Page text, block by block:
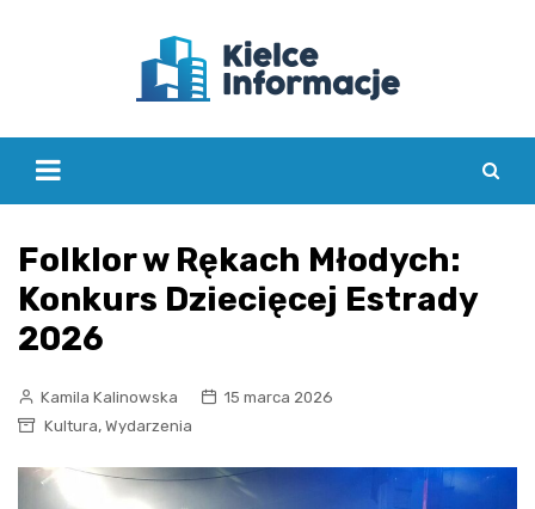
Folklor w Rękach Młodych:
Konkurs Dziecięcej Estrady
2026
Kamila Kalinowska
15 marca 2026
Kultura, Wydarzenia